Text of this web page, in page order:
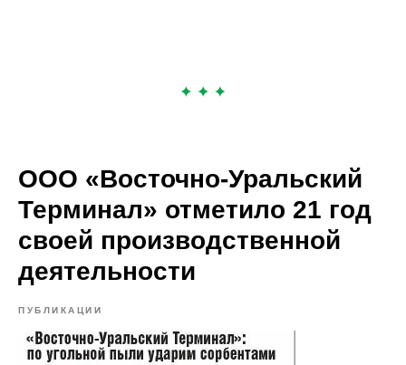
ООО «Восточно-Уральский
Терминал» отметило 21 год
своей производственной
деятельности
ПУБЛИКАЦИИ